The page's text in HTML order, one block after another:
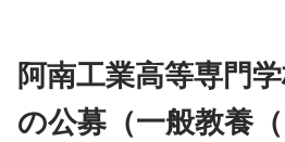
阿南工業高等専門
の公募（一般教養